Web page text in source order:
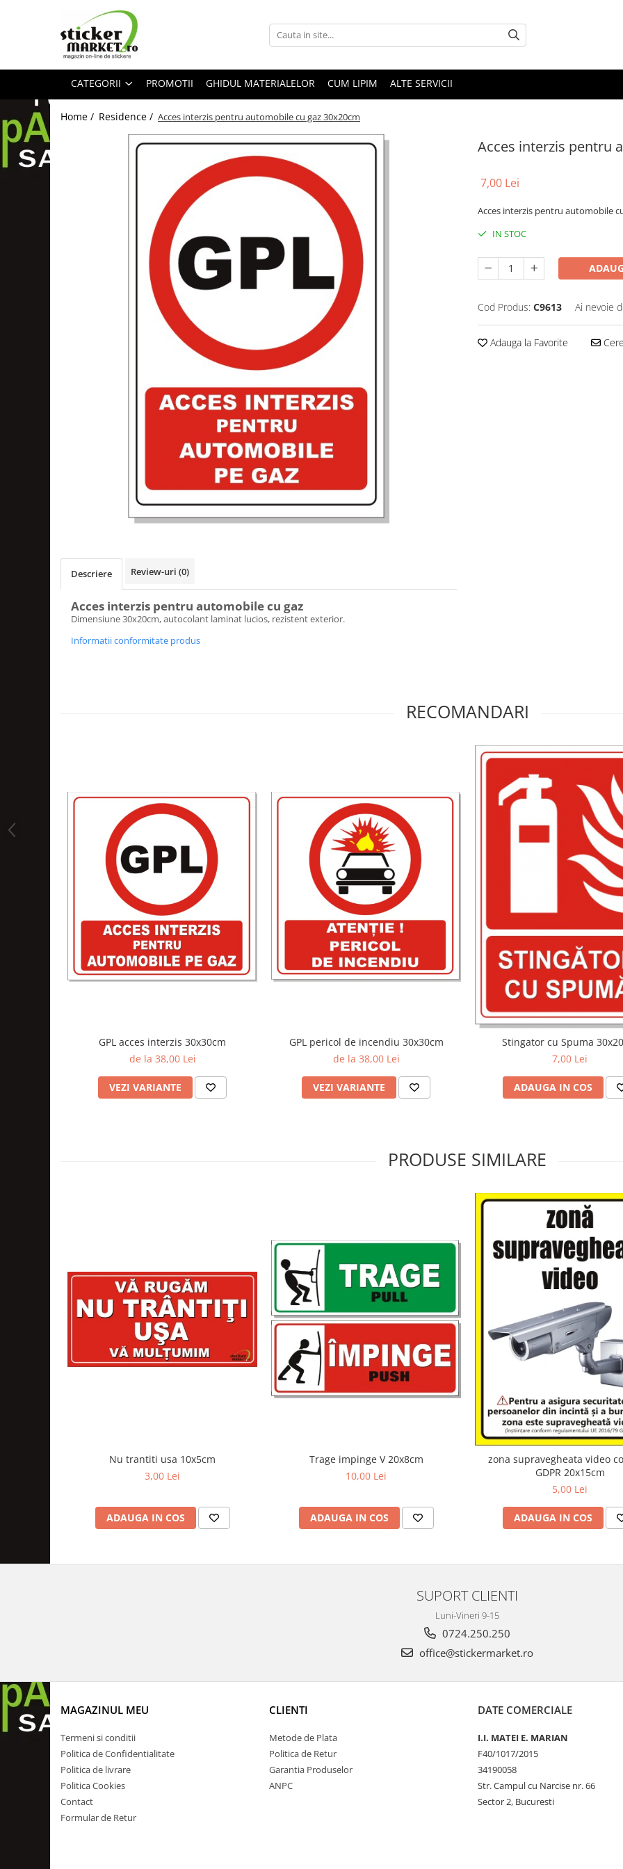
Categorii
Bannere
Placute
Stickere
Stickere Atentionare
Stickere PSI
CATEGORII PROMOTII GHIDUL MATERIALELOR CUM LIPIM ALTE SERVICII
Home / Residence / Acces interzis pentru automobile cu gaz 30x20cm
Acces interzis pentru
7,00 Lei
Acces interzis pentru automobile
IN STOC
Cod Produs: C9613 Ai nevoie
Adauga la Favorite
Descriere Review-uri (0)
Acces interzis pentru automobile cu gaz
Dimensiune 30x20cm, autocolant laminat lucios, rezistent exterior.
Informatii conformitate produs
RECOMANDARI
GPL acces interzis 30x30cm
de la 38,00 Lei
VEZI VARIANTE
GPL pericol de incendiu 30x30cm
de la 38,00 Lei
VEZI VARIANTE
Stingator cu Spuma
7,00 Lei
ADAUGA IN COS
PRODUSE SIMILARE
Nu trantiti usa 10x5cm
3,00 Lei
ADAUGA IN COS
Trage impinge V 20x8cm
10,00 Lei
ADAUGA IN COS
zona supravegheata video
GDPR 20x15cm
5,00 Lei
ADAUGA IN COS
SUPORT CLIENTI
Luni-Vineri 9-15
0724.250.250
office@stickermarket.ro
MAGAZINUL MEU
Termeni si conditii
Politica de Confidentialitate
Politica de livrare
Politica Cookies
Contact
Formular de Retur
CLIENTI
Metode de Plata
Politica de Retur
Garantia Produselor
ANPC
DATE COMERCIALE
I.I. MATEI E. MARIAN
F40/1017/2015
34190058
Str. Campul cu Narcise nr. 66
Sector 2, Bucuresti